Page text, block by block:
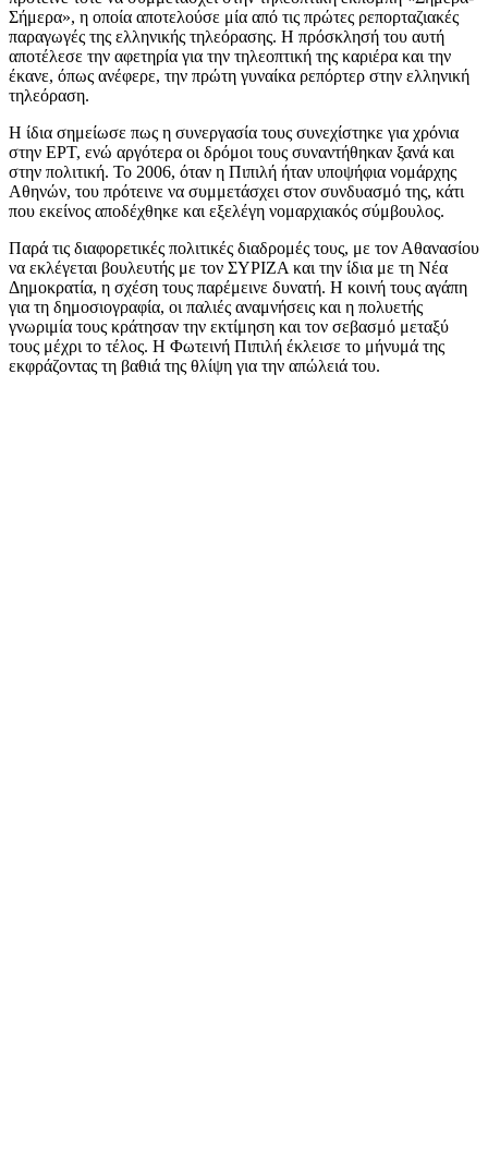
Σήμερα», η οποία αποτελούσε μία από τις πρώτες ρεπορταζιακές
παραγωγές της ελληνικής τηλεόρασης. Η πρόσκλησή του αυτή
αποτέλεσε την αφετηρία για την τηλεοπτική της καριέρα και την
έκανε, όπως ανέφερε, την πρώτη γυναίκα ρεπόρτερ στην ελληνική
τηλεόραση.
Η ίδια σημείωσε πως η συνεργασία τους συνεχίστηκε για χρόνια
στην ΕΡΤ, ενώ αργότερα οι δρόμοι τους συναντήθηκαν ξανά και
στην πολιτική. Το 2006, όταν η Πιπιλή ήταν υποψήφια νομάρχης
Αθηνών, του πρότεινε να συμμετάσχει στον συνδυασμό της, κάτι
που εκείνος αποδέχθηκε και εξελέγη νομαρχιακός σύμβουλος.
Παρά τις διαφορετικές πολιτικές διαδρομές τους, με τον Αθανασίου
να εκλέγεται βουλευτής με τον ΣΥΡΙΖΑ και την ίδια με τη Νέα
Δημοκρατία, η σχέση τους παρέμεινε δυνατή. Η κοινή τους αγάπη
για τη δημοσιογραφία, οι παλιές αναμνήσεις και η πολυετής
γνωριμία τους κράτησαν την εκτίμηση και τον σεβασμό μεταξύ
τους μέχρι το τέλος. Η Φωτεινή Πιπιλή έκλεισε το μήνυμά της
εκφράζοντας τη βαθιά της θλίψη για την απώλειά του.